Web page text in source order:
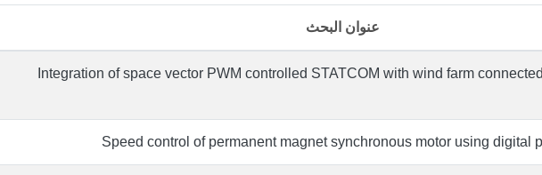
عنوان البحث
Integration of space vector PWM controlled STATCOM with wind farm
Speed control of permanent magnet synchronous motor using digital